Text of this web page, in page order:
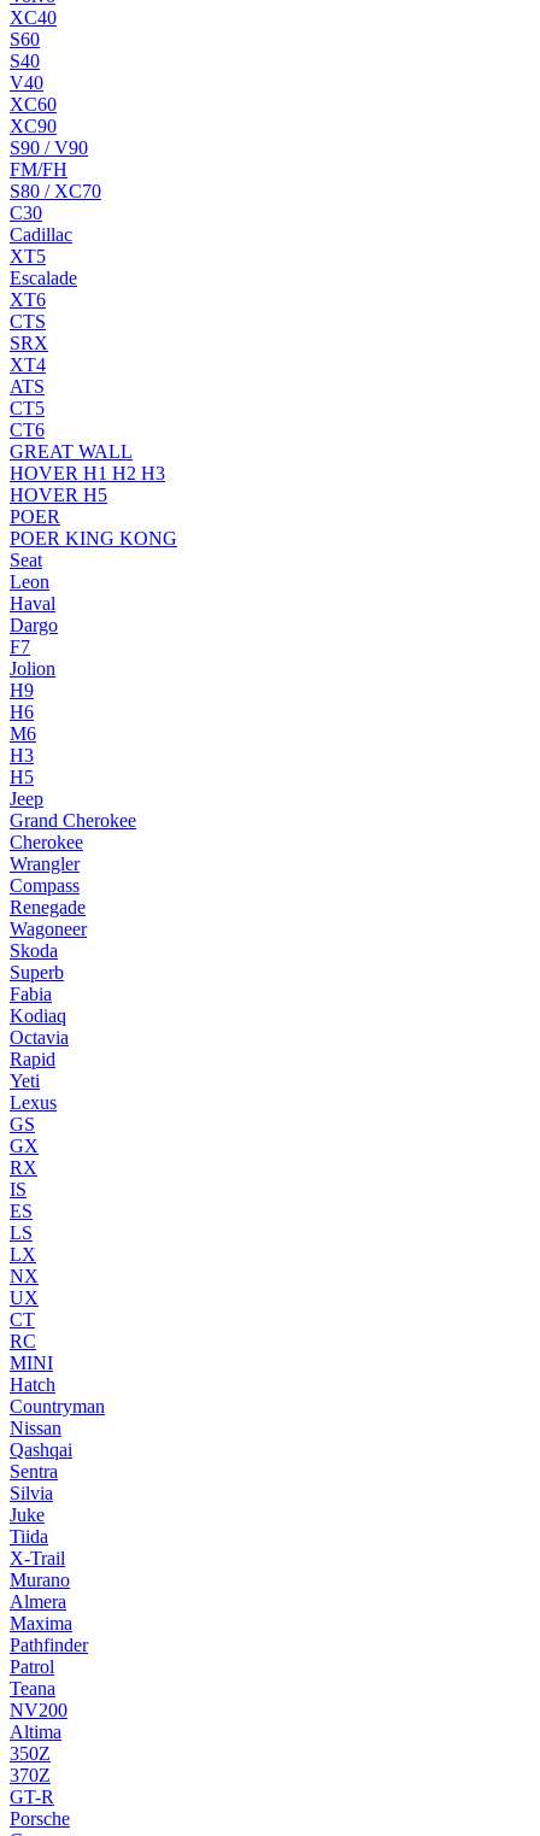
XC40
S60
S40
V40
XC60
XC90
S90 / V90
FM/FH
S80 / XC70
C30
Cadillac
XT5
Escalade
XT6
CTS
SRX
XT4
ATS
CT5
CT6
GREAT WALL
HOVER H1 H2 H3
HOVER H5
POER
POER KING KONG
Seat
Leon
Haval
Dargo
F7
Jolion
H9
H6
M6
H3
H5
Jeep
Grand Cherokee
Cherokee
Wrangler
Compass
Renegade
Wagoneer
Skoda
Superb
Fabia
Kodiaq
Octavia
Rapid
Yeti
Lexus
GS
GX
RX
IS
ES
LS
LX
NX
UX
CT
RC
MINI
Hatch
Countryman
Nissan
Qashqai
Sentra
Silvia
Juke
Tiida
X-Trail
Murano
Almera
Maxima
Pathfinder
Patrol
Teana
NV200
Altima
350Z
370Z
GT-R
Porsche